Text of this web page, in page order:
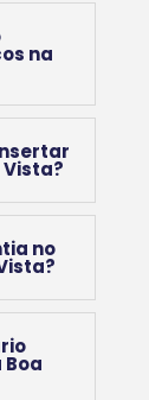
na
no